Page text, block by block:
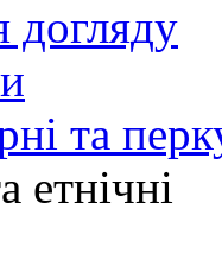
догляду
та
етнічні